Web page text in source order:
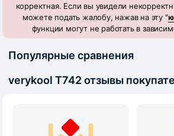
корректная. Если вы увидели
можете подать жалобу, нажав на эту "
функции могут не работать в
Популярные сравнения
verykool T742 отзывы